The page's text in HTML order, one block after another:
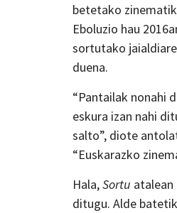
betetako
Eboluzio hau
sortutako
duena.
“Pantailak nonahi
eskura izan nahi
salto”, diote
“Euskarazko
Hala,Sortu
ditugu. Alde